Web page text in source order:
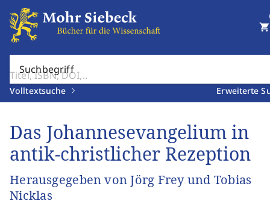
Suchbegriff
Volltextsuche Erweiterte
shopping_cart
Das Johannesevangelium in
antik-christlicher Rezeption
Herausgegeben von Jörg Frey und Tobias
Nicklas